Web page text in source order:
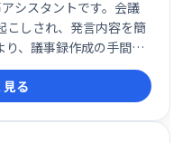
シスタントです。会議
こしされ、発言内容を簡
、議事録作成の手間を
管理できます。会議の生
ルです。
る